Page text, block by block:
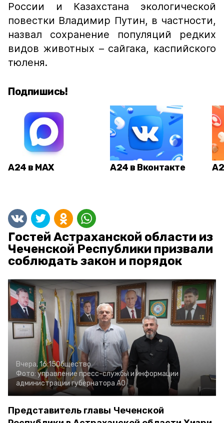
России и Казахстана экологической
повестки Владимир Путин, в частности,
назвал сохранение популяций редких
видов животных – сайгака, каспийского
тюленя.
Подпишись!
А24 в MAX А24 в Вконтакте
Гостей Астраханской области из
Чеченской Республики призвали
соблюдать закон и порядок
Вчера, 16:15Общество
Фото: управление пресс-службы и информации
администрации губернатора АО
Представитель главы Чеченской